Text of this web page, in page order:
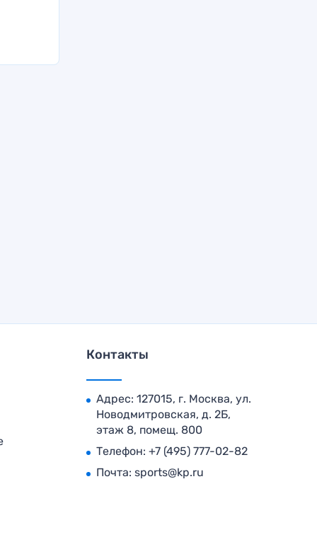
Контакты
Адрес: 127015, г. Москва, ул.
Новодмитровская, д. 2Б,
этаж 8, помещ. 800
Телефон: +7 (495) 777-02-82
Почта: sports@kp.ru